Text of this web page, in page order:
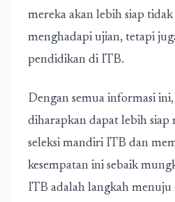
mereka akan lebih siap
menghadapi ujian, tetapi
pendidikan di ITB.
Dengan semua informasi
diharapkan dapat lebih siap
seleksi mandiri ITB dan
kesempatan ini sebaik
ITB adalah langkah menuju